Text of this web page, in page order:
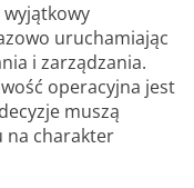
uruchamiając
i zarządzania.
operacyjna jest
muszą
na charakter